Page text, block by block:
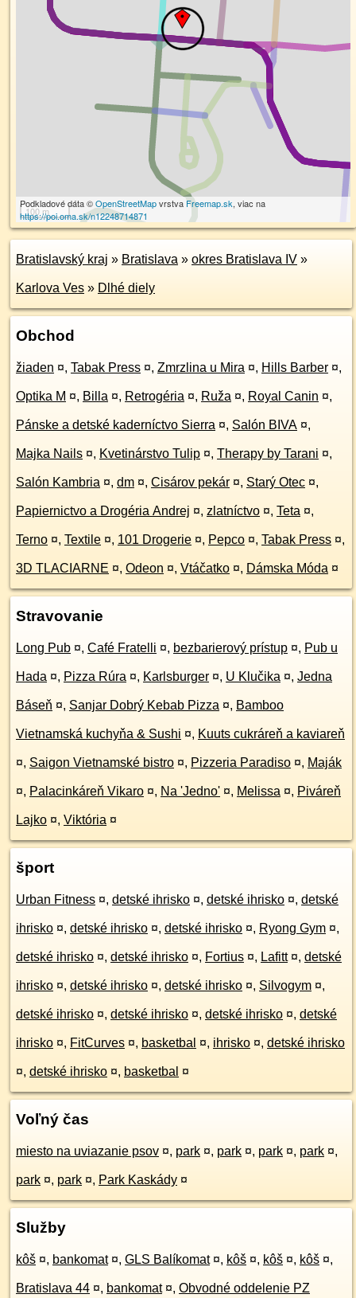
100 m
Podkladové dáta ©OpenStreetMapvrstvaFreemap.sk, viac na
https://poi.oma.sk/n12248714871
Bratislavský kraj » Bratislava » okres Bratislava IV »
Karlova Ves » Dlhé diely
Obchod
žiaden ¤, Tabak Press ¤, Zmrzlina u Mira ¤, Hills Barber ¤,
Optika M ¤, Billa ¤, Retrogéria ¤, Ruža ¤, Royal Canin ¤,
Pánske a detské kaderníctvo Sierra ¤, Salón BIVA ¤,
Majka Nails ¤, Kvetinárstvo Tulip ¤, Therapy by Tarani ¤,
Salón Kambria ¤, dm ¤, Cisárov pekár ¤, Starý Otec ¤,
Papiernictvo a Drogéria Andrej ¤, zlatníctvo ¤, Teta ¤,
Terno ¤, Textile ¤, 101 Drogerie ¤, Pepco ¤, Tabak Press ¤,
3D TLACIARNE ¤, Odeon ¤, Vtáčatko ¤, Dámska Móda ¤
Stravovanie
Long Pub ¤, Café Fratelli ¤, bezbarierový prístup ¤, Pub u
Hada ¤, Pizza Rúra ¤, Karlsburger ¤, U Klučika ¤, Jedna
Báseň ¤, Sanjar Dobrý Kebab Pizza ¤, Bamboo
Vietnamská kuchyňa & Sushi ¤, Kuuts cukráreň a kaviareň
¤, Saigon Vietnamské bistro ¤, Pizzeria Paradiso ¤, Maják
¤, Palacinkáreň Vikaro ¤, Na 'Jedno' ¤, Melissa ¤, Piváreň
Lajko ¤, Viktória ¤
šport
Urban Fitness ¤, detské ihrisko ¤, detské ihrisko ¤, detské
ihrisko ¤, detské ihrisko ¤, detské ihrisko ¤, Ryong Gym ¤,
detské ihrisko ¤, detské ihrisko ¤, Fortius ¤, Lafitt ¤, detské
ihrisko ¤, detské ihrisko ¤, detské ihrisko ¤, Silvogym ¤,
detské ihrisko ¤, detské ihrisko ¤, detské ihrisko ¤, detské
ihrisko ¤, FitCurves ¤, basketbal ¤, ihrisko ¤, detské ihrisko
¤, detské ihrisko ¤, basketbal ¤
Voľný čas
miesto na uviazanie psov ¤, park ¤, park ¤, park ¤, park ¤,
park ¤, park ¤, Park Kaskády ¤
Služby
kôš ¤, bankomat ¤, GLS Balíkomat ¤, kôš ¤, kôš ¤, kôš ¤,
Bratislava 44 ¤, bankomat ¤, Obvodné oddelenie PZ